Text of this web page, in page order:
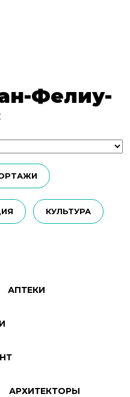
Фелиу-
КУЛЬТУРА
АПТЕКИ
АРХИТЕКТОРЫ